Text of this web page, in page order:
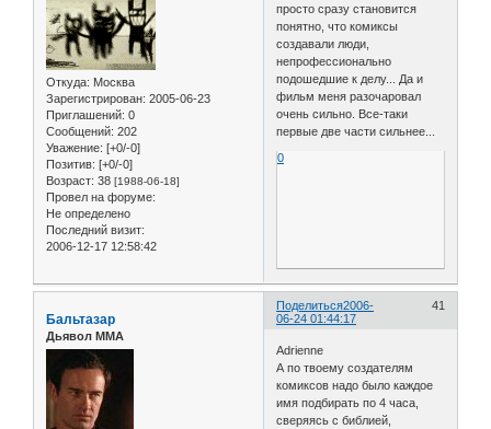
Откуда: Москва
Зарегистрирован: 2005-06-23
Приглашений: 0
Сообщений: 202
Уважение: [+0/-0]
Позитив: [+0/-0]
Возраст: 38 [1988-06-18]
Провел на форуме:
Не определено
Последний визит:
2006-12-17 12:58:42
просто сразу становится
понятно, что комиксы
создавали люди,
непрофессионально
подошедшие к делу... Да и
фильм меня разочаровал
очень сильно. Все-таки
первые две части сильнее...
0
Поделиться 41
2006-
06-24 01:44:17
Бальтазар
Дьявол ММА
Adrienne
А по твоему создателям
комиксов надо было каждое
имя подбирать по 4 часа,
сверяясь с библией,